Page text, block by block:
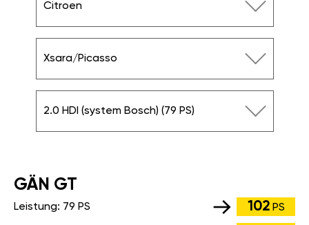
Citroen
Xsara/Picasso
2.0 HDI (system Bosch) (79 PS)
GÄN GT
Leistung: 79 PS 102 PS